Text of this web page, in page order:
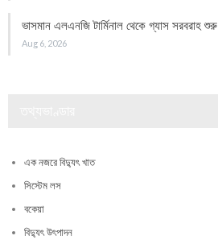
ভাসমান এলএনজি টার্মিনাল থেকে গ্যাস সরবরাহ শুরু
Aug 6, 2026
এক নজরে বিদ্যুৎ খাত
সিস্টেম লস
বকেয়া
বিদ্যুৎ উৎপাদন